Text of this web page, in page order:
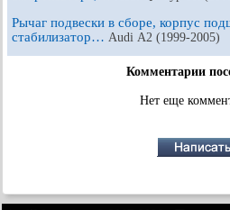
Рычаг подвески в сборе, корпус
стабилизатор… Audi А2 (1999-2005)
Комментарии
Нет еще